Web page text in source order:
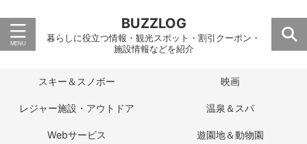
BUZZLOG
暮らしに役立つ情報・観光スポット・割引クーポン・
施設情報などを紹介
スキー＆スノボー 映画
レジャー施設・アウトドア 温泉＆スパ
Webサービス 遊園地＆動物園